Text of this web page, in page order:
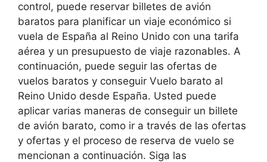
control, puede reservar billetes de avión
baratos para planificar un viaje económico si
vuela de España al Reino Unido con una tarifa
aérea y un presupuesto de viaje razonables. A
continuación, puede seguir las ofertas de
vuelos baratos y conseguir Vuelo barato al
Reino Unido desde España. Usted puede
aplicar varias maneras de conseguir un billete
de avión barato, como ir a través de las ofertas
y ofertas y el proceso de reserva de vuelo se
mencionan a continuación. Siga las